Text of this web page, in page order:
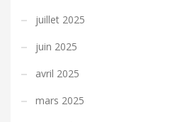
juillet 2025
juin 2025
avril 2025
mars 2025